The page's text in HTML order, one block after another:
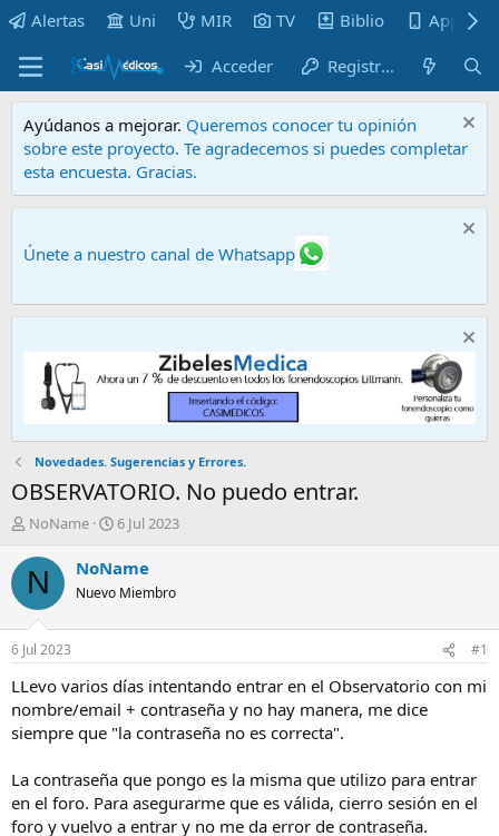
Alertas Uni MIR TV Biblio Apps
Acceder Registrarse
Ayúdanos a mejorar. Queremos conocer tu opinión
sobre este proyecto. Te agradecemos si puedes completar
esta encuesta. Gracias.
Únete a nuestro canal de Whatsapp
Novedades. Sugerencias y Errores.
OBSERVATORIO. No puedo entrar.
A
t
o
NoName
F
c
a
i
n
i
c
6 Jul 2023
N NoName
Nuevo Miembro
6 Jul 2023 #1
LLevo varios días intentando entrar en el Observatorio con mi
nombre/email + contraseña y no hay manera, me dice
siempre que "la contraseña no es correcta".
La contraseña que pongo es la misma que utilizo para entrar
en el foro. Para asegurarme que es válida, cierro sesión en el
foro y vuelvo a entrar y no me da error de contraseña.